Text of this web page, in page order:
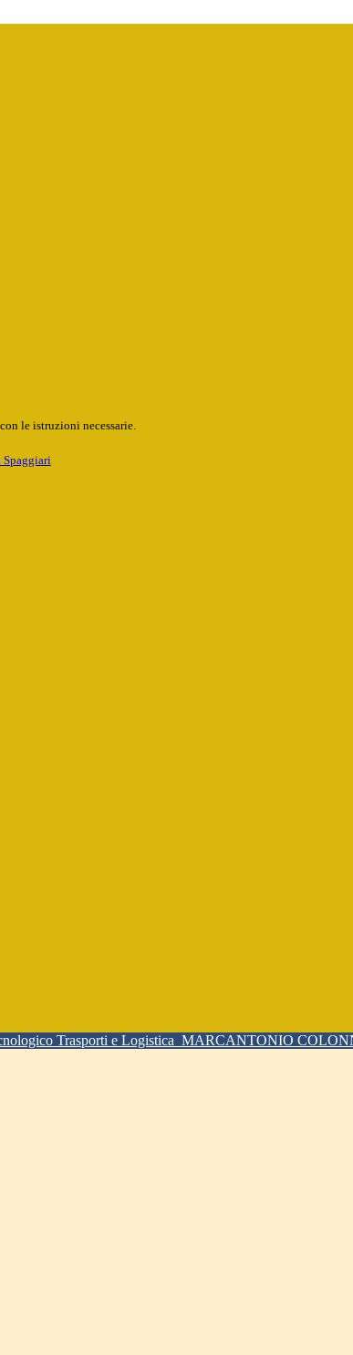
le istruzioni necessarie.
Trasporti e Logistica MARCANTONIO